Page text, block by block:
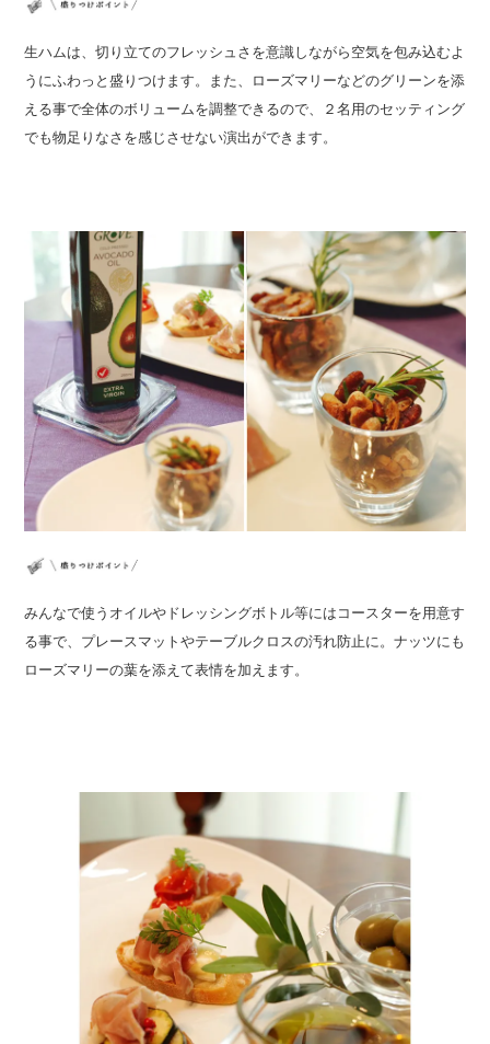
生ハムは、切り立てのフレッシュさを意識しながら空気を包み込むよ
うにふわっと盛りつけます。また、ローズマリーなどのグリーンを添
える事で全体のボリュームを調整できるので、２名用のセッティング
でも物足りなさを感じさせない演出ができます。
みんなで使うオイルやドレッシングボトル等にはコースターを用意す
る事で、プレースマットやテーブルクロスの汚れ防止に。ナッツにも
ローズマリーの葉を添えて表情を加えます。